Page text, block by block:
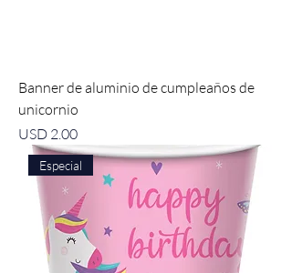
Banner de aluminio de cumpleaños de
unicornio
Precio
USD 2.00
Especial